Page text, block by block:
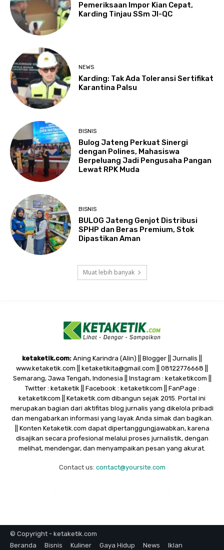
Pemeriksaan Impor Kian Cepat,
Karding Tinjau SSm JI-QC
NEWS
Karding: Tak Ada Toleransi Sertifikat
Karantina Palsu
BISNIS
Bulog Jateng Perkuat Sinergi
dengan Polines, Mahasiswa
Berpeluang Jadi Pengusaha Pangan
Lewat RPK Muda
BISNIS
BULOG Jateng Genjot Distribusi
SPHP dan Beras Premium, Stok
Dipastikan Aman
Muat lebih banyak
ketaketik.com: Aning Karindra (Alin) || Blogger || Jurnalis ||
www.ketaketik.com || ketaketikita@gmail.com || 08122776668 ||
Semarang, Jawa Tengah, Indonesia || Instagram : ketaketikcom ||
Twitter : ketaketik || Facebook : ketaketikcom || FanPage :
ketaketikcom || Ketaketik.com dibangun sejak 2015. Portal ini
merupakan bagian dari aktifitas blog jurnalis yang dikelola pribadi
dan mengabarkan informasi yang layak Anda simak dan bagikan.
|| Konten Ketaketik.com dapat dipertanggungjawabkan, karena
disajikan secara profesional melalui proses jurnalistik, dengan
melihat, mendengar, dan menyampaikan pesan yang akurat.
Contact us: contact@yoursite.com
© Copyright - ketaketik.com
Beranda
Bisnis Kuliner Gaya Hidup News
Iklan